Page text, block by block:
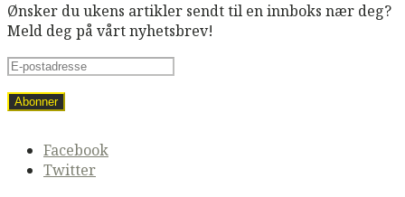
Ønsker du ukens artikler sendt til en innboks nær deg?
Meld deg på vårt nyhetsbrev!
Secondary
navigation
Facebook
Twitter